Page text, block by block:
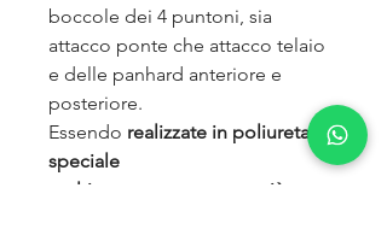
boccole dei 4 puntoni, sia
attacco ponte che attacco telaio
e delle panhard anteriore e
posteriore.
Essendo realizzate in poliuretano
speciale
multicomponente
più